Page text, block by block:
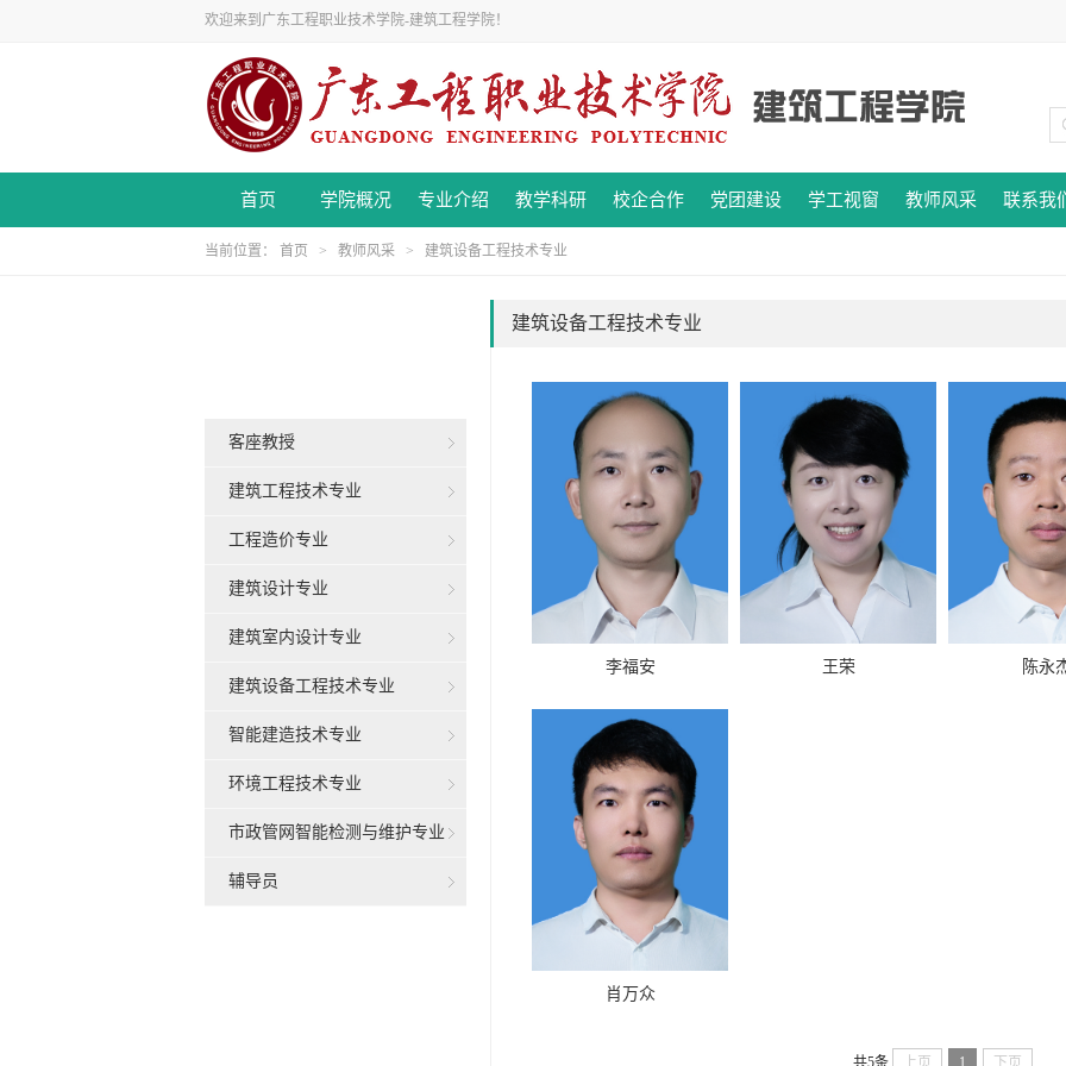
欢迎来到广东工程职业技术学院-建筑工程学院！
首页 学院概况 专业介绍 教学科研 校企合作 党团建设 学工视窗 教师风采 联系我
当前位置： 首页 > 教师风采 > 建筑设备工程技术专业
客座教授
建筑工程技术专业
工程造价专业
建筑设计专业
建筑室内设计专业
建筑设备工程技术专业
智能建造技术专业
环境工程技术专业
市政管网智能检测与维护专业
辅导员
建筑设备工程技术专业
李福安 王荣 陈永
肖万众
共5条 上页 1 下页